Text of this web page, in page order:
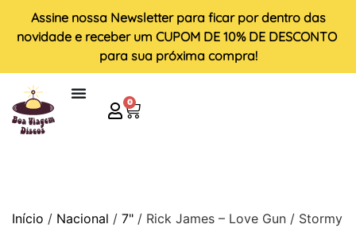
Assine nossa Newsletter para ficar por dentro das
novidade e receber um CUPOM DE 10% DE DESCONTO
para sua próxima compra!
0
Início / Nacional / 7" / Rick James – Love Gun / Stormy